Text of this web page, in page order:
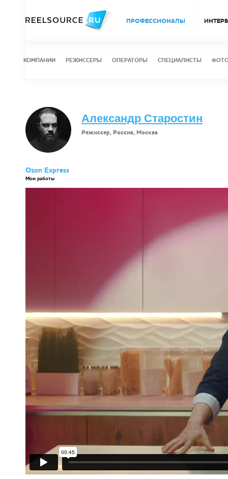
ПРОФЕССИОНАЛЫ
КОМПАНИИ РЕЖИССЕРЫ ОПЕРАТОРЫ СПЕЦИАЛИСТЫ
Александр Старостин
Режиссер, Россия, Москва
Ozon Express
Мои работы